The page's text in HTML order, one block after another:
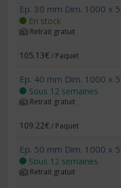
Ep. 30 mm Dim. 1000 x
En stock
Retrait gratuit
105.13€/ Paquet
Ep. 40 mm Dim. 1000 x
Sous 12 semaines
Retrait gratuit
109.22€/ Paquet
Ep. 50 mm Dim. 1000 x
Sous 12 semaines
Retrait gratuit